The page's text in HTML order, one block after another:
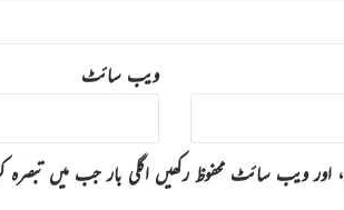
ویب‌ سائٹ
اور ویب سائٹ محفوظ رکھیں اگلی بار جب میں